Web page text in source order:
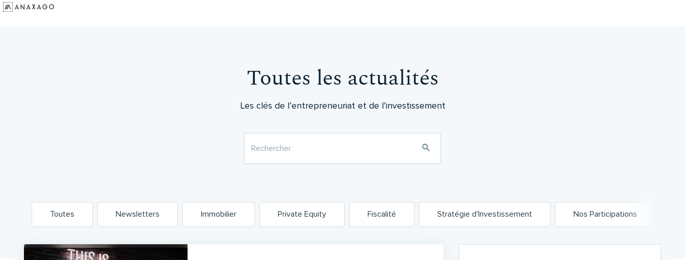
Toutes les actualités
Les clés de l’entrepreneuriat et de l’investissement
Toutes Newsletters Immobilier Private Equity Fiscalité Stratégie d'Investissement Nos Participations